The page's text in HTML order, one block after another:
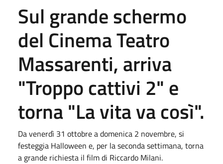
Sul grande schermo
del Cinema Teatro
Massarenti, arriva
"Troppo cattivi 2" e
torna "La vita va così".
Da venerdì 31 ottobre a domenica 2 novembre, si
festeggia Halloween e, per la seconda settimana, torna
a grande richiesta il film di Riccardo Milani.